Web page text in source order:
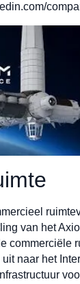
van het
commerciële
naar het